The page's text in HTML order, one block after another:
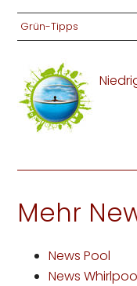
Grün-Tipps
Mehr
News Pool
News